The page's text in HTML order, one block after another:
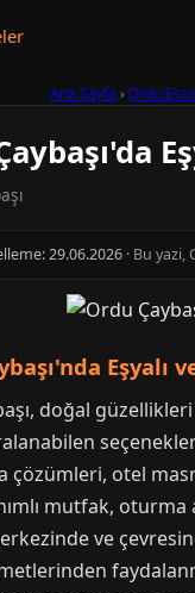
Ana Sayfa › Ordu
29.06.2026 · Bu
Eşyalı
doğal
çözümleri, otel
mutfak, oturma
ve